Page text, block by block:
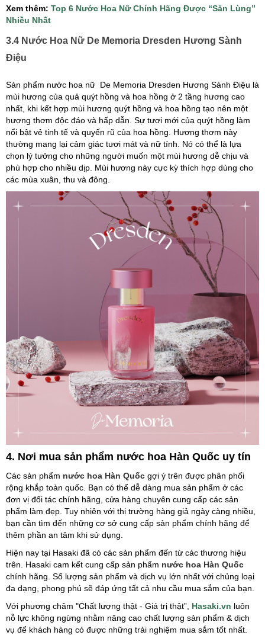
Xem thêm: Top 6 Nước Hoa Nữ Chính Hãng Được “Săn Lùng”
Nhiều Nhất
3.4 Nước Hoa Nữ De Memoria Dresden Hương Sành
Điệu
Sản phẩm nước hoa nữ De Memoria Dresden Hương Sành Điệu là
mùi hương của quả quýt hồng và hoa hồng ở 2 tầng hương cao
nhất, khi kết hợp mùi hương quýt hồng và hoa hồng tạo nên một
hương thơm độc đáo và hấp dẫn. Sự tươi mới của quýt hồng làm
nổi bật vẻ tinh tế và quyến rũ của hoa hồng. Hương thơm này
thường mang lại cảm giác tươi mát và nữ tính. Nó có thể là lựa
chọn lý tưởng cho những người muốn một mùi hương dễ chịu và
phù hợp cho nhiều dịp. Mùi hương này cực kỳ thích hợp dùng cho
các mùa xuân, thu và đông.
4. Nơi mua sản phẩm nước hoa Hàn Quốc uy tín
Các sản phẩm nước hoa Hàn Quốc gợi ý trên được phân phối
rộng khắp toàn quốc. Bạn có thể dễ dàng mua sản phẩm ở các
đơn vị đối tác chính hãng, cửa hàng chuyên cung cấp các sản
phẩm làm đẹp. Tuy nhiên với thị trường hàng giả ngày càng nhiều,
bạn cần tìm đến những cơ sở cung cấp sản phẩm chính hãng để
thêm phần an tâm khi sử dụng.
Hiện nay tại Hasaki đã có các sản phẩm đến từ các thương hiệu
trên. Hasaki cam kết cung cấp sản phẩm nước hoa Hàn Quốc
chính hãng. Số lượng sản phẩm và dịch vụ lớn nhất với chủng loại
đa dạng, phong phú sẽ đáp ứng tất cả nhu cầu mua sắm của bạn.
Với phương châm "Chất lượng thật - Giá trị thật”, Hasaki.vn luôn
nỗ lực không ngừng nhằm nâng cao chất lượng sản phẩm & dịch
vụ để khách hàng có được những trải nghiệm mua sắm tốt nhất.